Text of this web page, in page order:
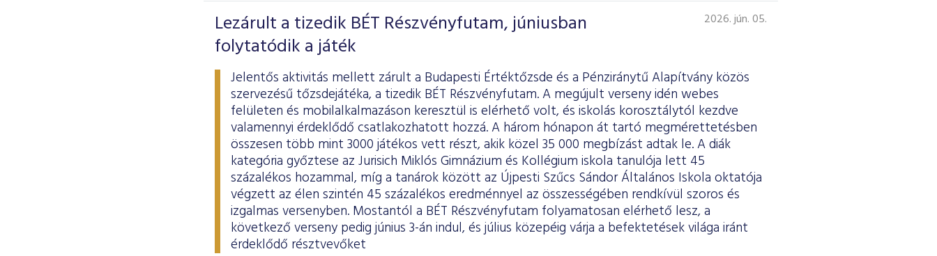
Lezárult a tizedik BÉT Részvényfutam, júniusban
folytatódik a játék
2026. jún. 05.
Jelentős aktivitás mellett zárult a Budapesti Értéktőzsde és a Pénziránytű Alapítvány közös
szervezésű tőzsdejátéka, a tizedik BÉT Részvényfutam. A megújult verseny idén webes
felületen és mobilalkalmazáson keresztül is elérhető volt, és iskolás korosztálytól kezdve
valamennyi érdeklődő csatlakozhatott hozzá. A három hónapon át tartó megmérettetésben
összesen több mint 3000 játékos vett részt, akik közel 35 000 megbízást adtak le. A diák
kategória győztese az Jurisich Miklós Gimnázium és Kollégium iskola tanulója lett 45
százalékos hozammal, míg a tanárok között az Újpesti Szűcs Sándor Általános Iskola oktatója
végzett az élen szintén 45 százalékos eredménnyel az összességében rendkívül szoros és
izgalmas versenyben. Mostantól a BÉT Részvényfutam folyamatosan elérhető lesz, a
következő verseny pedig június 3-án indul, és július közepéig várja a befektetések világa iránt
érdeklődő résztvevőket